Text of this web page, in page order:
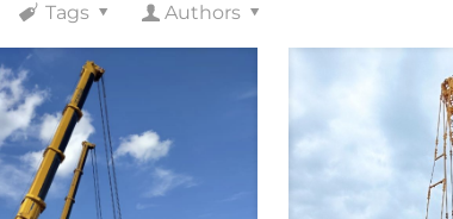
Tags Authors